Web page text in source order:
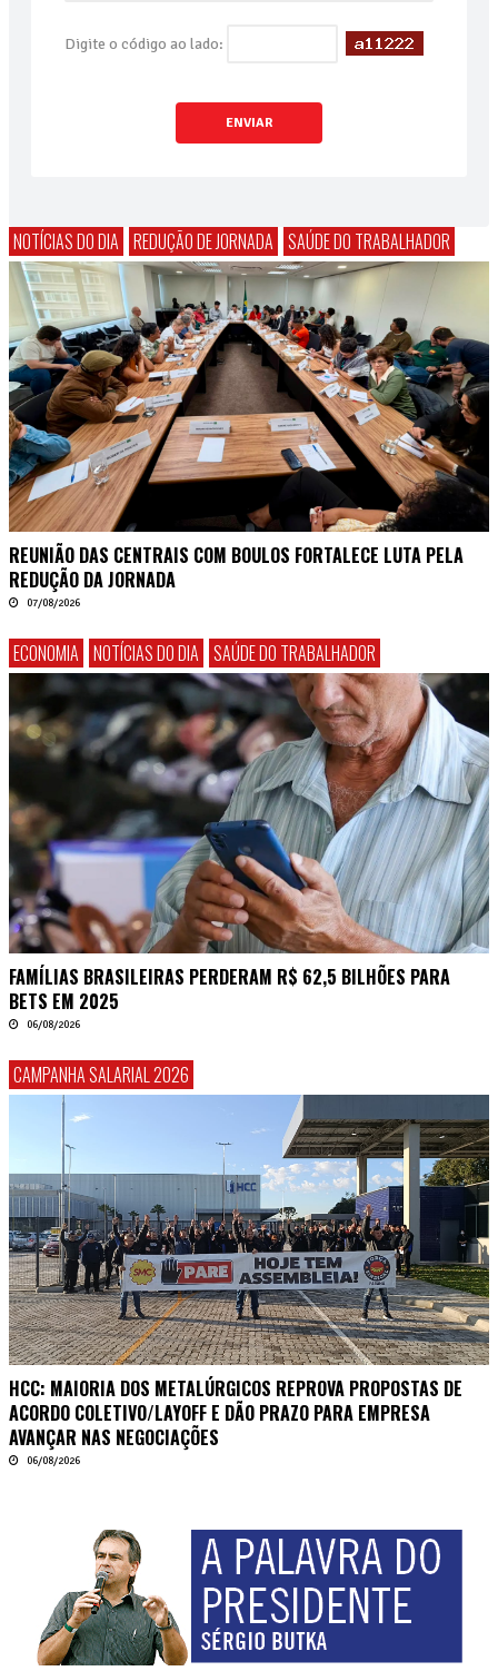
Digite o código ao lado:
ENVIAR
NOTÍCIAS DO DIA REDUÇÃO DE JORNADA SAÚDE DO TRABALHADOR
REUNIÃO DAS CENTRAIS COM BOULOS FORTALECE LUTA PELA
REDUÇÃO DA JORNADA
07/08/2026
ECONOMIA NOTÍCIAS DO DIA SAÚDE DO TRABALHADOR
FAMÍLIAS BRASILEIRAS PERDERAM R$ 62,5 BILHÕES PARA
BETS EM 2025
06/08/2026
CAMPANHA SALARIAL 2026
HCC: MAIORIA DOS METALÚRGICOS REPROVA PROPOSTAS DE
ACORDO COLETIVO/LAYOFF E DÃO PRAZO PARA EMPRESA
AVANÇAR NAS NEGOCIAÇÕES
06/08/2026